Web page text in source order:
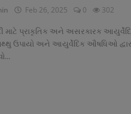
Feb 26, 2025 0 302
માટે પ્રાકૃતિક અને અસરકારક
ઉપાયો અને આયુર્વેદિક ઔષધિઓ